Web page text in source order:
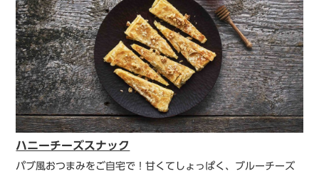
ハニーチーズスナック
パブ風おつまみをご自宅で！甘くてしょっぱく、ブルーチーズ